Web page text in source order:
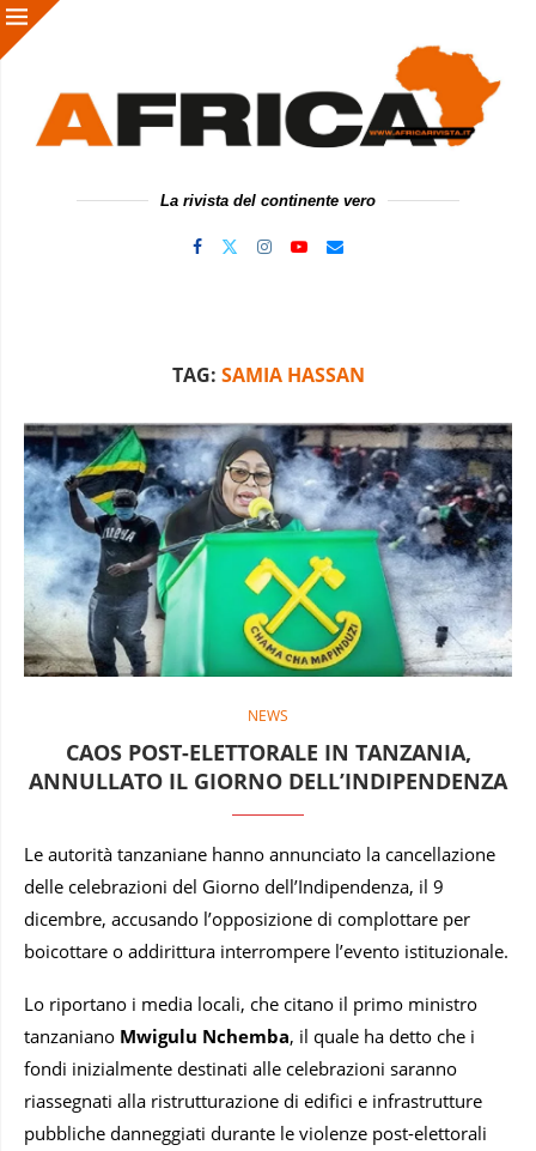
La rivista del continente vero
TAG: SAMIA HASSAN
NEWS
CAOS POST-ELETTORALE IN TANZANIA,
ANNULLATO IL GIORNO DELL’INDIPENDENZA
Le autorità tanzaniane hanno annunciato la cancellazione
delle celebrazioni del Giorno dell’Indipendenza, il 9
dicembre, accusando l’opposizione di complottare per
boicottare o addirittura interrompere l’evento istituzionale.
Lo riportano i media locali, che citano il primo ministro
tanzaniano Mwigulu Nchemba, il quale ha detto che i
fondi inizialmente destinati alle celebrazioni saranno
riassegnati alla ristrutturazione di edifici e infrastrutture
pubbliche danneggiati durante le violenze post-elettorali